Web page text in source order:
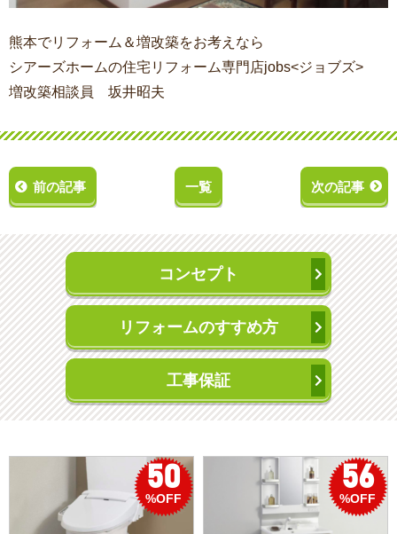
熊本でリフォーム＆増改築をお考えなら
シアーズホームの住宅リフォーム専門店jobs<ジョブズ>
増改築相談員 坂井昭夫
前の記事 一覧 次の記事
コンセプト
リフォームのすすめ方
工事保証
50
%OFF
56
%OFF